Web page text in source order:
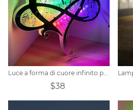
Luce a forma di cuore infinito personalizzata
$38